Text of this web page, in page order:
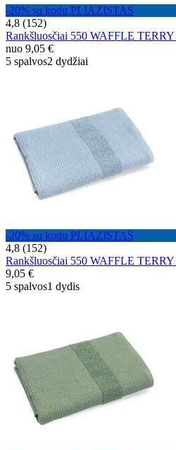
-20% su kodu PLIAZISTAS
4,8 (152)
Rankšluosčiai 550 WAFFLE
nuo 9,05 €
5 spalvos2 dydžiai
-20% su kodu PLIAZISTAS
4,8 (152)
Rankšluosčiai 550 WAFFLE
9,05 €
5 spalvos1 dydis